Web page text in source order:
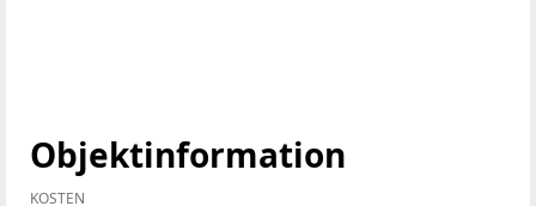
Objektinformation
KOSTEN